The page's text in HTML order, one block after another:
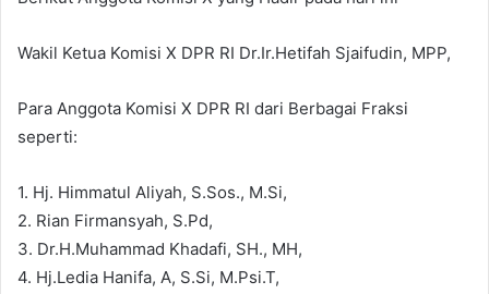
Wakil Ketua Komisi X DPR RI Dr.Ir.Hetifah Sjaifudin, MPP,
Para Anggota Komisi X DPR RI dari Berbagai Fraksi
seperti:
1. Hj. Himmatul Aliyah, S.Sos., M.Si,
2. Rian Firmansyah, S.Pd,
3. Dr.H.Muhammad Khadafi, SH., MH,
4. Hj.Ledia Hanifa, A, S.Si, M.Psi.T,